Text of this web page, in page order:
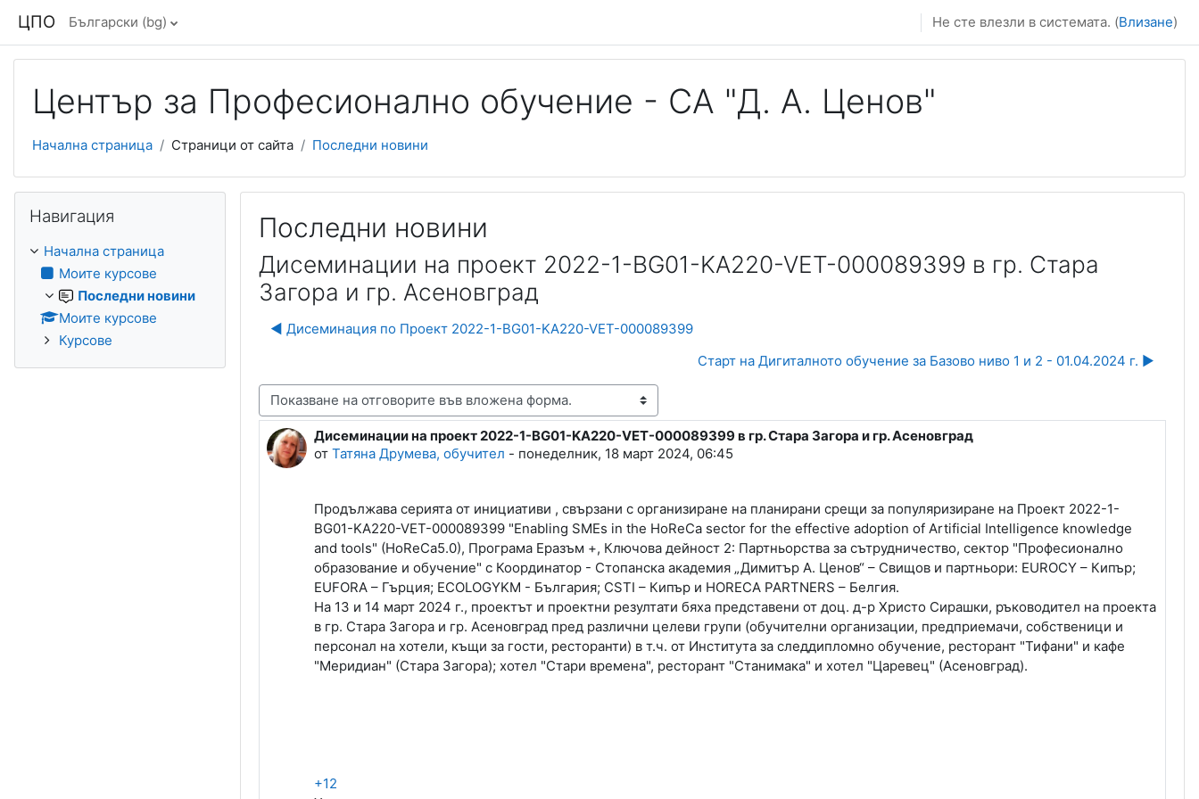
ЦПО Български ‎(bg)‎ Не сте влезли в системата. (Влизане)
Център за Професионално обучение - СА "Д. А. Ценов"
Начална страница Страници от сайта Последни новини
Последни новини
Дисеминации на проект 2022-1-BG01-KA220-VET-000089399 в гр. Стара
Загора и гр. Асеновград
◀︎ Дисеминация по Проект 2022-1-BG01-KA220-VET-000089399
Старт на Дигиталното обучение за Базово ниво 1 и 2 - 01.04.2024 г. ▶︎
Начин на показване
Дисеминации на проект 2022-1-BG01-KA220-VET-000089399 в гр. Стара Загора и гр. Асеновград
от Татяна Друмева, обучител - понеделник, 18 март 2024, 06:45
Number of replies: 0
Продължава серията от инициативи , свързани с организиране на планирани срещи за популяризиране на Проект 2022-1-
BG01-KA220-VET-000089399 "Enabling SMEs in the HoReCa sector for the effective adoption of Artificial Intelligence knowledge
and tools" (HoReCa5.0), Програма Еразъм +, Ключова дейност 2: Партньорства за сътрудничество, сектор "Професионално
образование и обучение" с Координатор - Стопанска академия „Димитър А. Ценов“ – Свищов и партньори: EUROCY – Кипър;
EUFORA – Гърция; ECOLOGYKM - България; CSTI – Кипър и HORECA PARTNERS – Белгия.
На 13 и 14 март 2024 г., проектът и проектни резултати бяха представени от доц. д-р Христо Сирашки, ръководител на проекта
в гр. Стара Загора и гр. Асеновград пред различни целеви групи (обучителни организации, предприемачи, собственици и
персонал на хотели, къщи за гости, ресторанти) в т.ч. от Института за следдипломно обучение, ресторант "Тифани" и кафе
"Меридиан" (Стара Загора); хотел "Стари времена", ресторант "Станимака" и хотел "Царевец" (Асеновград).
+12
Навигация
Начална страница
Моите курсове
Последни новини
Моите курсове
Курсове